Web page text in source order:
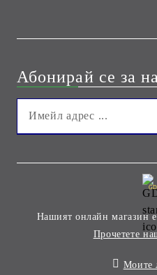
Абонирай се за
Нашият онлайн магазин е
Прочетете
Моите